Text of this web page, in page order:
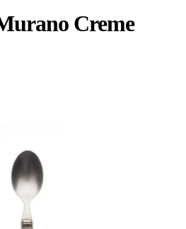
Creme